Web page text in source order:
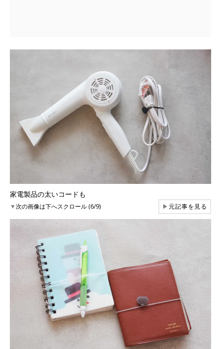
家電製品の太いコードも
▼次の画像は下へスクロール (6/9) ▶元記事を見る